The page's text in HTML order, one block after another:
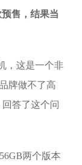
售，结果当
，这是一个非
牌做不了高
答了这个问
两个版本